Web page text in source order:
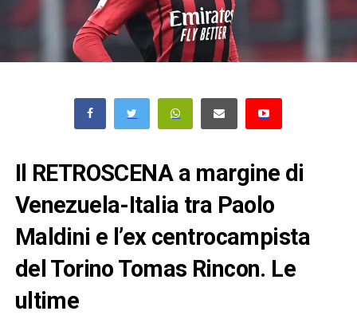
Il RETROSCENA a margine di
Venezuela-Italia tra Paolo
Maldini e l’ex centrocampista
del Torino Tomas Rincon. Le
ultime